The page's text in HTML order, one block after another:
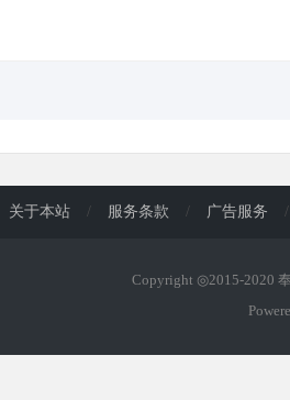
关于本站 / 服务条款 / 广告服务 /
Copyright ◎2015-2020